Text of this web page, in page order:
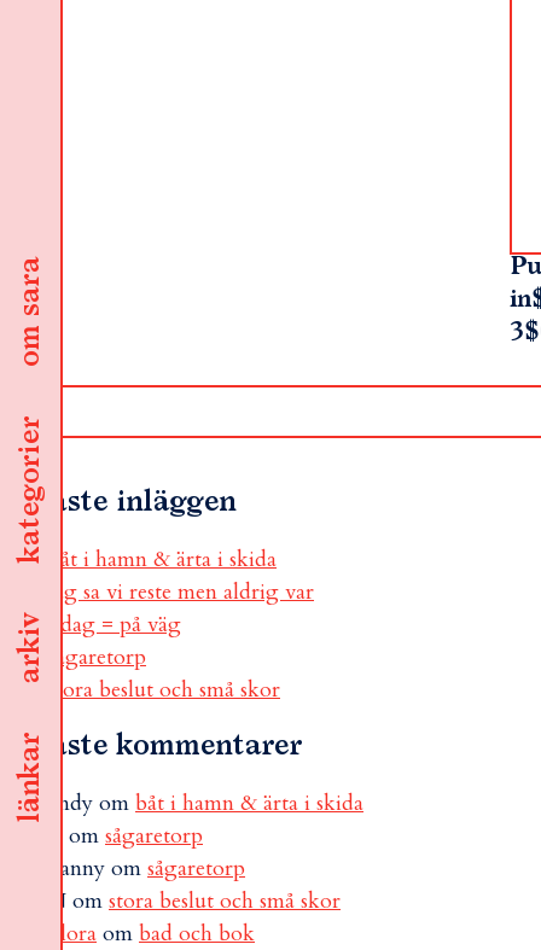
länkar
arkiv
kategorier
om sara
in
Senaste inläggen
båt i hamn & ärta i skida
jag sa vi reste men aldrig var
i dag = på väg
sågaretorp
stora beslut och små skor
Senaste kommentarer
andy om båt i hamn & ärta i skida
om sågaretorp
Fanny om sågaretorp
N om stora beslut och små skor
Flora om bad och bok